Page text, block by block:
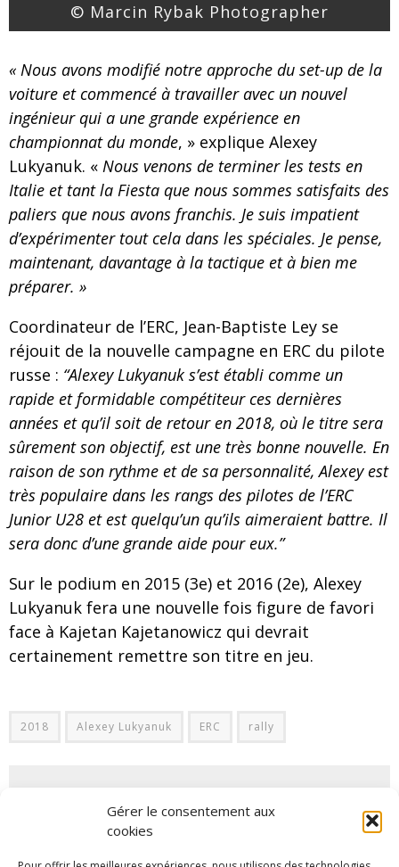
Gérer le consentement aux
cookies
© Marcin Rybak Photographer
« Nous avons modifié notre approche du set-up de la
voiture et commencé à travailler avec un nouvel
ingénieur qui a une grande expérience en
championnat du monde, » explique Alexey
Lukyanuk. « Nous venons de terminer les tests en
Italie et tant la Fiesta que nous sommes satisfaits des
paliers que nous avons franchis. Je suis impatient
d’expérimenter tout cela dans les spéciales. Je pense,
maintenant, davantage à la tactique et à bien me
préparer. »
Coordinateur de l’ERC, Jean-Baptiste Ley se
réjouit de la nouvelle campagne en ERC du pilote
russe : “Alexey Lukyanuk s’est établi comme un
rapide et formidable compétiteur ces dernières
années et qu’il soit de retour en 2018, où le titre sera
sûrement son objectif, est une très bonne nouvelle. En
raison de son rythme et de sa personnalité, Alexey est
très populaire dans les rangs des pilotes de l’ERC
Junior U28 et est quelqu’un qu’ils aimeraient battre. Il
sera donc d’une grande aide pour eux.”
Sur le podium en 2015 (3e) et 2016 (2e), Alexey
Lukyanuk fera une nouvelle fois figure de favori
face à Kajetan Kajetanowicz qui devrait
certainement remettre son titre en jeu.
2018 Alexey Lukyanuk ERC rally
PARTAGER SUR: